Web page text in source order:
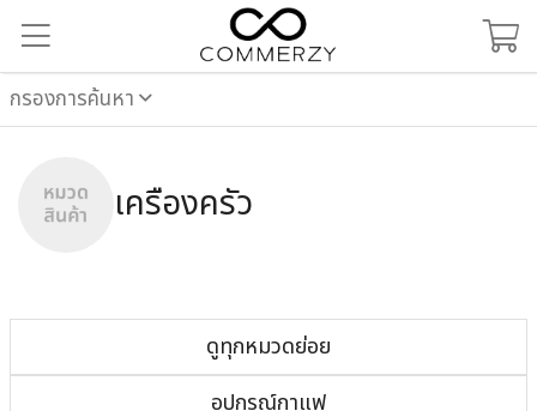
กรองการค้นหา
เครื่องครัว
ดูทุกหมวดย่อย
อุปกรณ์กาแฟ